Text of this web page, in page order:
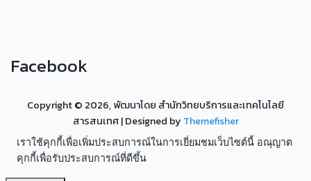
Facebook
Copyright © 2026, พัฒนาโดย สำนักวิทยบริการและเทคโนโลยี
สารสนเทศ| Designed by Themefisher
เราใช้คุกกี้เพื่อเพิ่มประสบการณ์ในการเยี่ยมชมเว็บไซต์นี้ อณุญาต
คุกกี้เพื่อรับประสบการณ์ที่ดีขึ้น